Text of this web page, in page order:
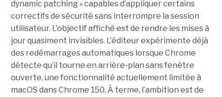
dynamic patching » capables d’appliquer certains
correctifs de sécurité sans interrompre la session
utilisateur. L’objectif affiché est de rendre les mises à
jour quasiment invisibles. L’éditeur expérimente déjà
des redémarrages automatiques lorsque Chrome
détecte qu’il tourne en arrière-plan sans fenêtre
ouverte, une fonctionnalité actuellement limitée à
macOS dans Chrome 150. À terme, l’ambition est de